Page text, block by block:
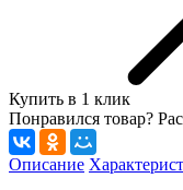
Купить в 1 клик
Понравился товар?
Описание